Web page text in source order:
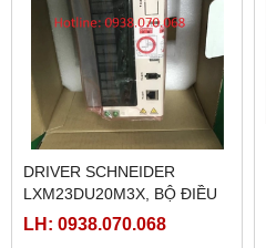
DRIVER SCHNEIDER
LXM23DU20M3X, BỘ ĐIỀU
KHIỂN SERVO
LH: 0938.070.068